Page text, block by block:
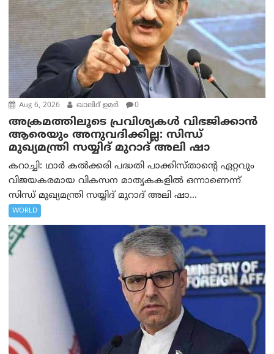
Aug 6, 2026 ഖാലിദ് ഉമര്‍ 0
അക്രമത്തിലൂടെ പ്രവിശ്യകൾ വിഭജിക്കാൻ
ആരെയും അനുവദിക്കില്ല: സിന്ധ്
മുഖ്യമന്ത്രി സയ്യിദ് മുറാദ് അലി ഷാ
കറാച്ചി: ഥാർ കൽക്കരി പദ്ധതി പാക്കിസ്താന്റെ ഏറ്റവും
വിജയകരമായ വികസന മാതൃകകളിൽ ഒന്നാണെന്ന്
സിന്ധ് മുഖ്യമന്ത്രി സയ്യിദ് മുറാദ് അലി ഷാ...
WORLD